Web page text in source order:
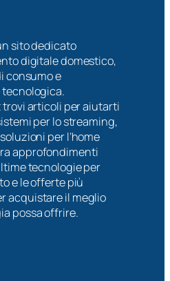
sito dedicato
digitale domestico,
consumo e
tecnologica.
trovi articoli per aiutarti
per lo streaming,
per l’home
approfondimenti
tecnologie per
e le offerte più
acquistare il meglio
possa offrire.